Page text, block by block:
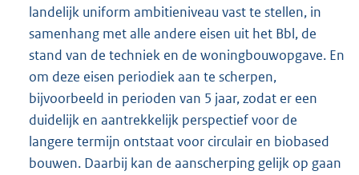
landelijk uniform ambitieniveau vast te stellen, in
samenhang met alle andere eisen uit het Bbl, de
stand van de techniek en de woningbouwopgave. En
om deze eisen periodiek aan te scherpen,
bijvoorbeeld in perioden van 5 jaar, zodat er een
duidelijk en aantrekkelijk perspectief voor de
langere termijn ontstaat voor circulair en biobased
bouwen. Daarbij kan de aanscherping gelijk op gaan